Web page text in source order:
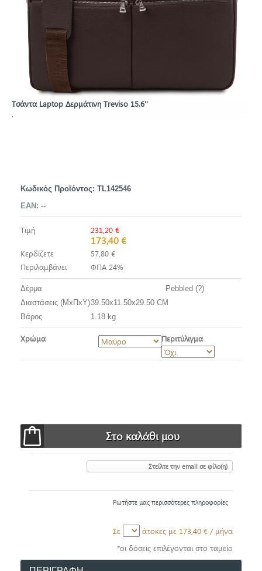
Τσάντα Laptop Δερμάτινη Treviso 15.6''
.
Κωδικός Προϊόντος: TL142546
EAN: --
Τιμή 231,20 €
173,40 €
Κερδίζετε
57,80 €
Περιλαμβάνει
ΦΠΑ 24%
Δέρμα
Pebbled (?)
Διαστάσεις (ΜxΠxΥ)39.50x11.50x29.50 CM
Βάρος
1.18 kg
Χρώμα Περιτύλιγμα
Στείλτε την email σε φίλο(η)
Ρωτήστε μας περισσότερες πληροφορίες
Σε άτοκες με 173,40 € / μήνα
*οι δόσεις επιλέγονται στο ταμείο